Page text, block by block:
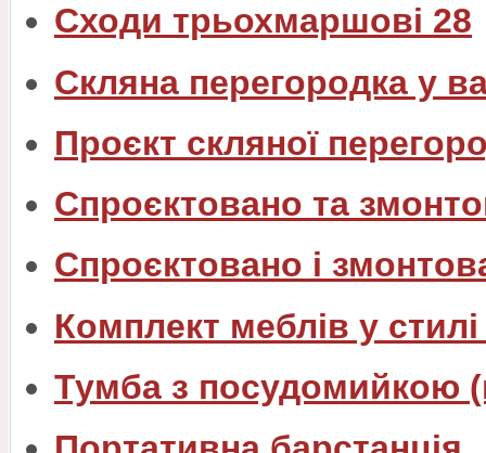
Сходи трьохмаршові 28
Скляна перегородка у
Проєкт скляної
Спроєктовано та
Спроєктовано і
Комплект меблів у
Тумба з посудомийкою